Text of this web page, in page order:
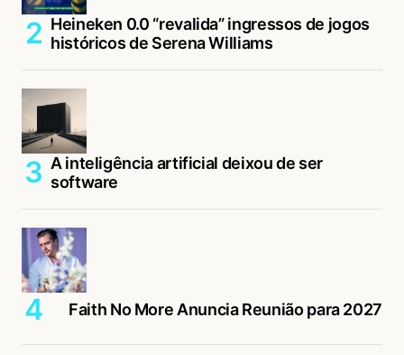
colher de Colher de Pau :)
Acesse para responder
Guest
07/03/2017 às 12:21 PM
Diego Poli
Acesse para responder
Guest
07/03/2017 às 2:26 PM
Pai
Acesse para responder
Heineken 0.0 “revalida” ingressos de jogos
históricos de Serena Williams
A inteligência artificial deixou de ser
software
Faith No More Anuncia Reunião para 2027